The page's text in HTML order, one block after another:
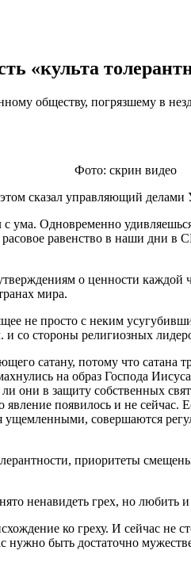
«культа
обществу, погрязшему в
Фото: скрин видео
сказал управляющий
Одновременно
равенство в наши дни
о ценности каждой
мира.
не просто с неким
и со стороны религиозных
сатану, потому что
на образ Господа
в защиту собственных
появилось и не
совершаются
приоритеты
ненавидеть грех, но любить
ко греху. И сейчас не
быть достаточно